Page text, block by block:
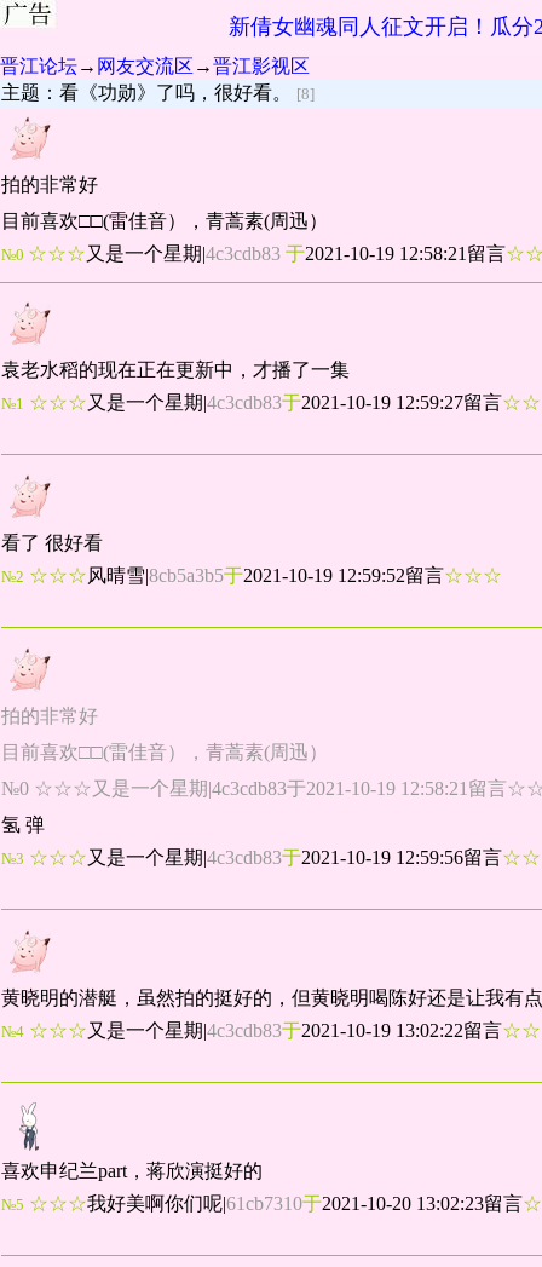
新倩女幽魂同人征文开启！瓜分
晋江论坛→ 网友交流区 →晋江影视区
主题：看《功勋》了吗，很好看。
[8]
拍的非常好
目前喜欢□□(雷佳音），青蒿素(周迅）
№0 ☆☆☆又是一个星期|4c3cdb83 于2021-10-19 12:58:21留言
袁老水稻的现在正在更新中，才播了一集
№1 ☆☆☆又是一个星期|4c3cdb83于2021-10-19 12:59:27留言
看了 很好看
№2 ☆☆☆风晴雪|8cb5a3b5于2021-10-19 12:59:52留言☆☆☆
拍的非常好
目前喜欢□□(雷佳音），青蒿素(周迅）
№0 ☆☆☆又是一个星期|4c3cdb83于2021-10-19 12:58:21留言
氢 弹
№3 ☆☆☆又是一个星期|4c3cdb83于2021-10-19 12:59:56留言
黄晓明的潜艇，虽然拍的挺好的，但黄晓明喝陈好还是让我有
№4 ☆☆☆又是一个星期|4c3cdb83于2021-10-19 13:02:22留言
喜欢申纪兰part，蒋欣演挺好的
№5 ☆☆☆我好美啊你们呢|61cb7310于2021-10-20 13:02:23留言